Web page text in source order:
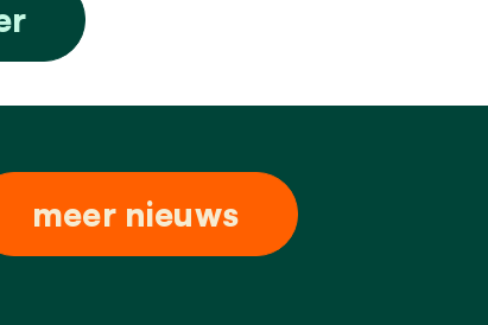
meer nieuws